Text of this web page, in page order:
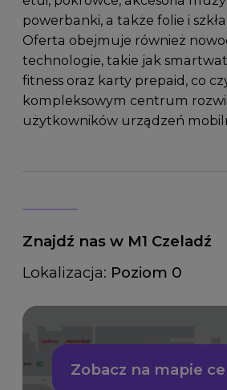
powerbanki, a także folie i
Oferta obejmuje również
technologie, takie jak
fitness oraz karty prepaid, co
kompleksowym centrum
użytkowników urządzeń
Znajdź nas w M1 Czeladź
Lokalizacja: Poziom 0
Zobacz na mapie